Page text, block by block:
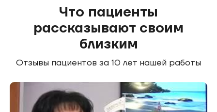
Что пациенты
рассказывают своим
близким
Отзывы пациентов за 10 лет нашей работы